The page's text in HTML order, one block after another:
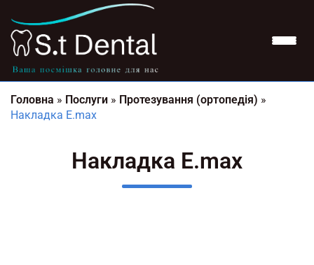
Головна » Послуги » Протезування (ортопедія) »
Накладка E.max
Накладка E.max